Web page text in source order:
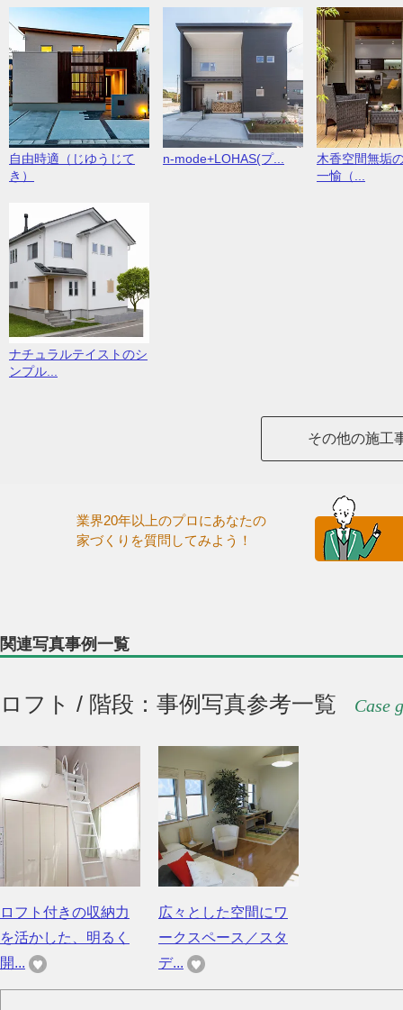
自由時適（じゆうじて
き）
n-mode+LOHAS(プ...
木香空間無垢
一愉（...
ナチュラルテイストのシ
ンプル...
その他の施工
業界20年以上のプロにあなたの
家づくりを質問してみよう！
関連写真事例一覧
ロフト / 階段：事例写真参考一覧 Case
ロフト付きの収納力
を活かした、明るく
開...
広々とした空間にワ
ークスペース／スタ
デ...